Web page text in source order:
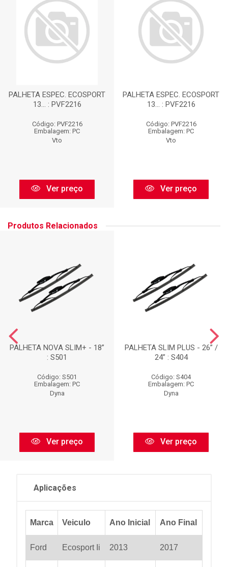
PALHETA ESPEC. ECOSPORT
13... : PVF2216
Código: PVF2216
Embalagem: PC
Vto
Ver preço
PALHETA ESPEC. ECOSPORT
13... : PVF2216
Código: PVF2216
Embalagem: PC
Vto
Ver preço
Produtos Relacionados
PALHETA NOVA SLIM+ - 18”
: S501
Código: S501
Embalagem: PC
Dyna
Ver preço
PALHETA SLIM PLUS - 26” /
24” : S404
Código: S404
Embalagem: PC
Dyna
Ver preço
Aplicações
Marca Veiculo Ano Inicial Ano Final
Ford Ecosport Ii 2013 2017